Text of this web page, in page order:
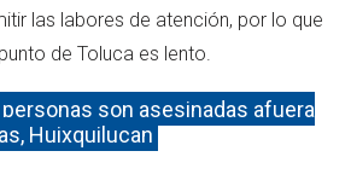
las labores de atención, por lo que
de Toluca es lento.
personas son asesinadas afuera
Huixquilucan